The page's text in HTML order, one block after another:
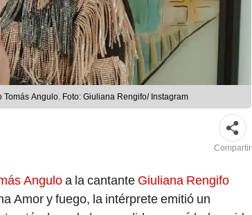
Angulo. Foto: Giuliana Rengifo/ Instagram
Compartir
Anguloa la cantante Giuliana Rengifo
Amor y fuego, la intérprete emitió un